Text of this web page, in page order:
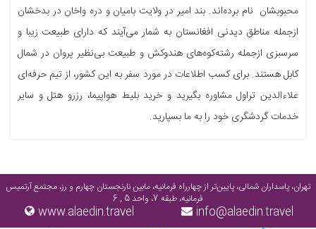
محبوبشان نام برده‌اند. بند امیر در ولایت بامیان و دره واخان در بدخشان
ازجمله مناطق دیدنی افغانستان به شمار می‌آیند که دارای طبیعت زیبا و
سرسبزی ازجمله رشته‌کوه‌های هندوکش و طبیعت بی‌نظیر پروان در شمال
کابل هستند. برای کسب اطلاعات در مورد سفر به این کشور، از تیم حرفه‌ای
علاءالدین تراول مشاوره بگیرید و خرید بلیط هواپیما، رزرو هتل و سایر
خدمات گردشگری خود را به ما بسپارید.
تهران، پاسداران شمالی، پایین‌تر از چهارراه فرمانیه، مابین نارنجستان چهارم و رز، مجتمع آرتمیس
فرمانیه، طبقه 7، واحد 5 , 6
info@alaedin.travel
www.alaedin.travel